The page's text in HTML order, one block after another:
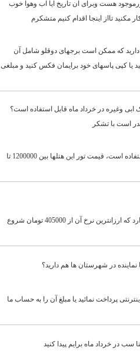
بالی و کوالالامپورموجود هست وبرای ان تاریخ ایا اب وهوا خوب
مکنید تااز اینجا اقدام کنیم متشکرم
که ممکن است برجهای دوقلو شامل آن
یا کپی پاسهای خود برایمان فکس کنید و مبلغی
خارج از ساختمان هتلهای 5انتالیا مثل پارک ابی وغیره در خرداد ماه قابل استفاده است؟
است با تشکر
بعضی از امکانات هتلهای آنتالیا بله در صورت مقیم بودن در آن هتل قابل استفاده است، قیمت تور این هتلها بین 1200000 تا
سلام، از تبریز به استانبول همه روزه غیر از چهارشنبه ها و جمعه ها پرواز دارد که ارزانترین نرخ آن از 405000 تومان شروع
نماینده در شهرستان ها هم دارید؟
پرداخت نمائید یا مبلغ آن را به حساب ما
در خرداد ماه برایم پیدا کنید